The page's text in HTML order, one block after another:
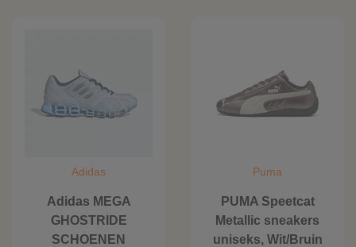
Adidas
Adidas MEGA
GHOSTRIDE
SCHOENEN
Puma
PUMA Speetcat
Metallic sneakers
uniseks, Wit/Bruin